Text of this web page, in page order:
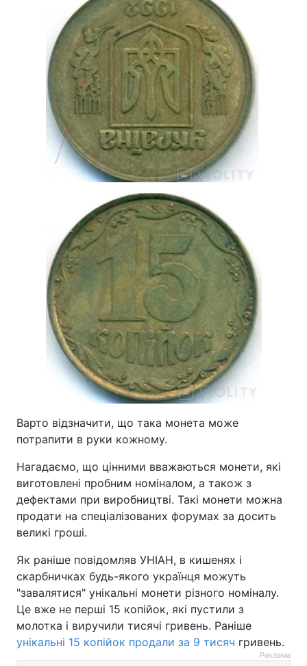
Варто відзначити, що така монета може
потрапити в руки кожному.
Нагадаємо, що цінними вважаються монети, які
виготовлені пробним номіналом, а також з
дефектами при виробництві. Такі монети можна
продати на спеціалізованих форумах за досить
великі гроші.
Як раніше повідомляв УНІАН, в кишенях і
скарбничках будь-якого українця можуть
"завалятися" унікальні монети різного номіналу.
Це вже не перші 15 копійок, які пустили з
молотка і виручили тисячі гривень. Раніше
унікальні 15 копійок продали за 9 тисяч гривень.
Реклама